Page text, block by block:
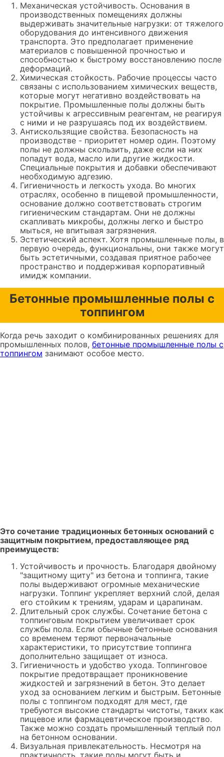
Механическая устойчивость. Основания в
производственных помещениях должны
выдерживать значительные нагрузки: от тяжелого
оборудования до интенсивного движения
транспорта. Это предполагает применение
материалов с повышенной прочностью и
способностью к быстрому восстановлению после
деформаций.
Химическая стойкость. Рабочие процессы часто
связаны с использованием химических веществ,
которые могут негативно воздействовать на
покрытие. Промышленные полы должны быть
устойчивы к агрессивным реагентам, не реагируя
с ними и не разрушаясь под их воздействием.
Антискользящие свойства. Безопасность на
производстве - приоритет номер один. Поэтому
полы не должны скользить, даже если на них
попадут вода, масло или другие жидкости.
Специальные покрытия и добавки обеспечивают
необходимую адгезию.
Гигиеничность и легкость ухода. Во многих
отраслях, особенно в пищевой промышленности,
основание должно соответствовать строгим
гигиеническим стандартам. Они не должны
скапливать микробы, должны легко и быстро
мыться, не впитывая загрязнения.
Эстетический аспект. Хотя промышленные полы, в
первую очередь, функциональны, они также могут
быть эстетичными, создавая приятное рабочее
пространство и поддерживая корпоративный
имидж компании.
Бетонные промышленные полы с
топпингом
Когда речь заходит о комбинированных решениях для
промышленных полов, бетонные промышленные полы с
топпингом занимают особое место.
Это сочетание традиционных бетонных оснований с
защитным покрытием, предоставляющее ряд
преимуществ:
Устойчивость и прочность. Благодаря двойному
"защитному щиту" из бетона и топпинга, такие
полы выдерживают огромные механические
нагрузки. Топпинг укрепляет верхний слой, делая
его стойким к трениям, ударам и царапинам.
Длительный срок службы. Сочетание бетона с
топпинговым покрытием увеличивает срок
службы пола. Если обычные бетонные основания
со временем теряют первоначальные
характеристики, то присутствие топпинга
дополнительно защищает от износа.
Гигиеничность и удобство ухода. Топпинговое
покрытие предотвращает проникновение
жидкостей и загрязнений в бетон. Это делает
уход за основанием легким и быстрым. Бетонные
полы с топпингом подходят для мест, где
требуются высокие стандарты чистоты, таких как
пищевое или фармацевтическое производство.
Также можно создать промышленный теплый пол
на бетонном основании.
Визуальная привлекательность. Несмотря на
практичность, такие полы могут быть и